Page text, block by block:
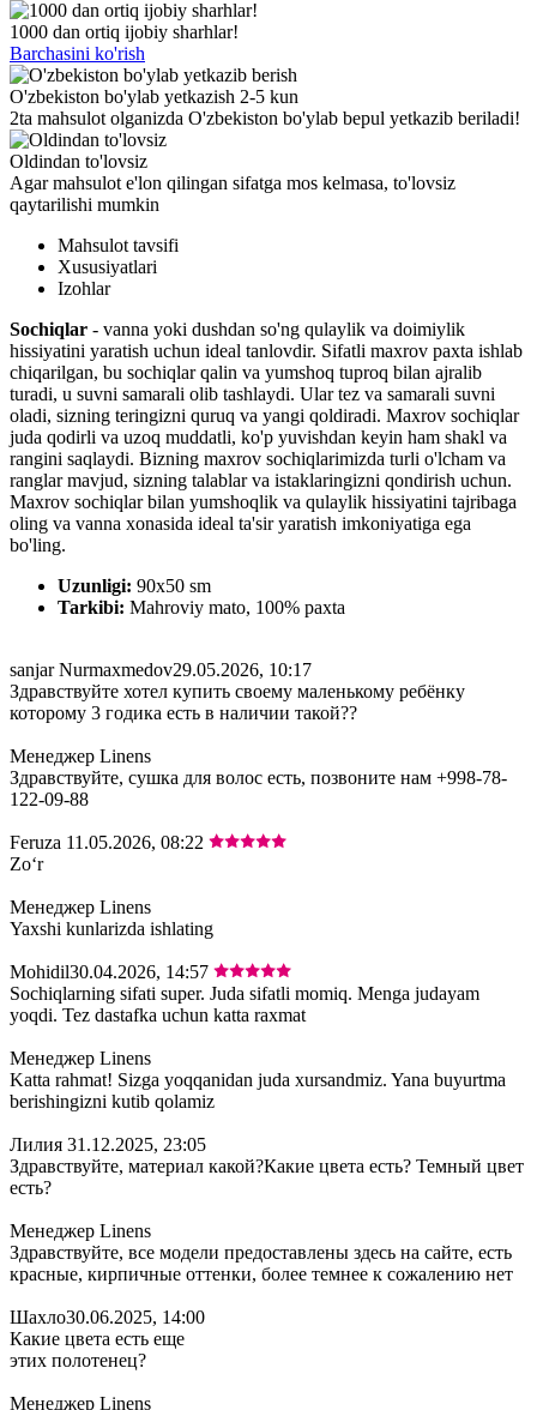
1000 dan ortiq ijobiy sharhlar!
Barchasini ko'rish
O'zbekiston bo'ylab yetkazish 2-5 kun
2ta mahsulot olganizda O'zbekiston bo'ylab bepul yetkazib beriladi!
Oldindan to'lovsiz
Agar mahsulot e'lon qilingan sifatga mos kelmasa, to'lovsiz
qaytarilishi mumkin
Mahsulot tavsifi
Xususiyatlari
Izohlar
Sochiqlar - vanna yoki dushdan so'ng qulaylik va doimiylik
hissiyatini yaratish uchun ideal tanlovdir. Sifatli maxrov paxta ishlab
chiqarilgan, bu sochiqlar qalin va yumshoq tuproq bilan ajralib
turadi, u suvni samarali olib tashlaydi. Ular tez va samarali suvni
oladi, sizning teringizni quruq va yangi qoldiradi. Maxrov sochiqlar
juda qodirli va uzoq muddatli, ko'p yuvishdan keyin ham shakl va
rangini saqlaydi. Bizning maxrov sochiqlarimizda turli o'lcham va
ranglar mavjud, sizning talablar va istaklaringizni qondirish uchun.
Maxrov sochiqlar bilan yumshoqlik va qulaylik hissiyatini tajribaga
oling va vanna xonasida ideal ta'sir yaratish imkoniyatiga ega
bo'ling.
Uzunligi: 90x50 sm
Tarkibi: Mahroviy mato, 100% paxta
sanjar Nurmaxmedov29.05.2026, 10:17
Здравствуйте хотел купить своему маленькому ребёнку
которому 3 годика есть в наличии такой??
Менеджер Linens
Здравствуйте, сушка для волос есть, позвоните нам +998-78-
122-09-88
Feruza 11.05.2026, 08:22
Zoʻr
Менеджер Linens
Yaxshi kunlarizda ishlating
Mohidil30.04.2026, 14:57
Sochiqlarning sifati super. Juda sifatli momiq. Menga judayam
yoqdi. Tez dastafka uchun katta raxmat
Менеджер Linens
Katta rahmat! Sizga yoqqanidan juda xursandmiz. Yana buyurtma
berishingizni kutib qolamiz
Лилия 31.12.2025, 23:05
Здравствуйте, материал какой?Какие цвета есть? Темный цвет
есть?
Менеджер Linens
Здравствуйте, все модели предоставлены здесь на сайте, есть
красные, кирпичные оттенки, более темнее к сожалению нет
Шахло30.06.2025, 14:00
Какие цвета есть еще
этих полотенец?
Менеджер Linens